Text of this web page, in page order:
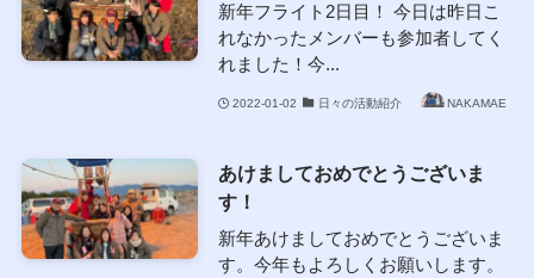
新年フライト2日目！ 今日は昨日こ
れなかったメンバーも参加者してく
れました！今...
2022-01-02 日々の活動紹介 NAKAMAE
あけましておめでとうございま
す！
新年あけましておめでとうございま
す。今年もよろしくお願いします。